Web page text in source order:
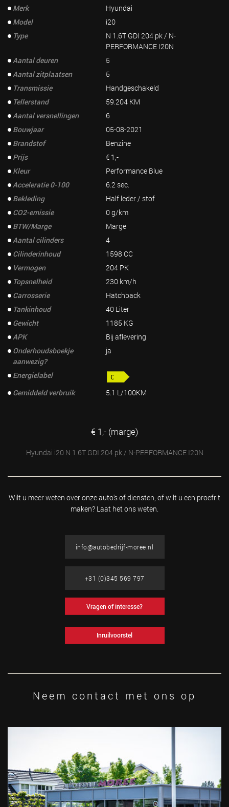
Merk
Hyundai
Model
i20
Type
N 1.6T GDI 204 pk / N-
PERFORMANCE I20N
Aantal deuren
5
Aantal zitplaatsen
5
Transmissie
Handgeschakeld
Tellerstand
59.204 KM
Aantal versnellingen
6
Bouwjaar
05-08-2021
Brandstof
Benzine
Prijs
€ 1,-
Kleur
Performance Blue
Acceleratie 0-100
6.2 sec.
Bekleding
Half leder / stof
CO2-emissie
0 g/km
BTW/Marge
Marge
Aantal cilinders
4
Cilinderinhoud
1598 CC
Vermogen
204 PK
Topsnelheid
230 km/h
Carrosserie
Hatchback
Tankinhoud
40 Liter
Gewicht
1185 KG
APK
Bij aflevering
Onderhoudsboekje
aanwezig?
ja
Energielabel
Gemiddeld verbruik
5.1 L/100KM
€ 1,- (marge)
Hyundai i20 N 1.6T GDI 204 pk / N-PERFORMANCE I20N
Wilt u meer weten over onze auto's of diensten, of wilt u een proefrit
maken? Laat het ons weten.
info@autobedrijf-moree.nl
+31 (0)345 569 797
Vragen of interesse?
Inruilvoorstel
Neem contact met ons op